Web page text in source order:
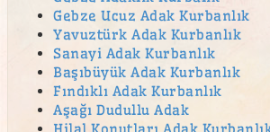
Gebze Ucuz Adak Kurbanlık
Yavuztürk Adak Kurbanlık
Sanayi Adak Kurbanlık
Başıbüyük Adak Kurbanlık
Fındıklı Adak Kurbanlık
Aşağı Dudullu Adak
Hilal Konutları Adak